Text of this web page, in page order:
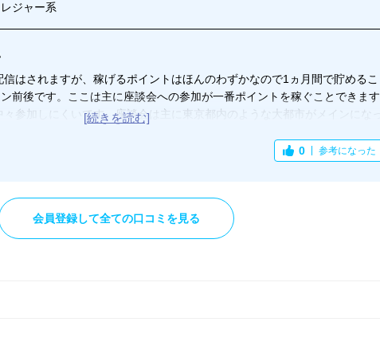
ジャー系
はされますが、稼げるポイントはほんのわずかなので1ヵ月間で貯めるこ
前後です。ここは主に座談会への参加が一番ポイントを稼ぐことできます
々参加しにくいです。座談会は主に東京都内のような大都市がメインになっ
基準ラインが低くなっている点は評価できます。現金ならば500ポイントか
0 参考になった
会員登録して全ての口コミを見る